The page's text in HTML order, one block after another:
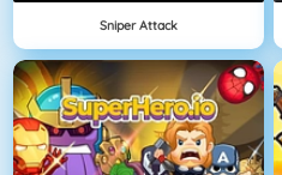
Sniper Attack